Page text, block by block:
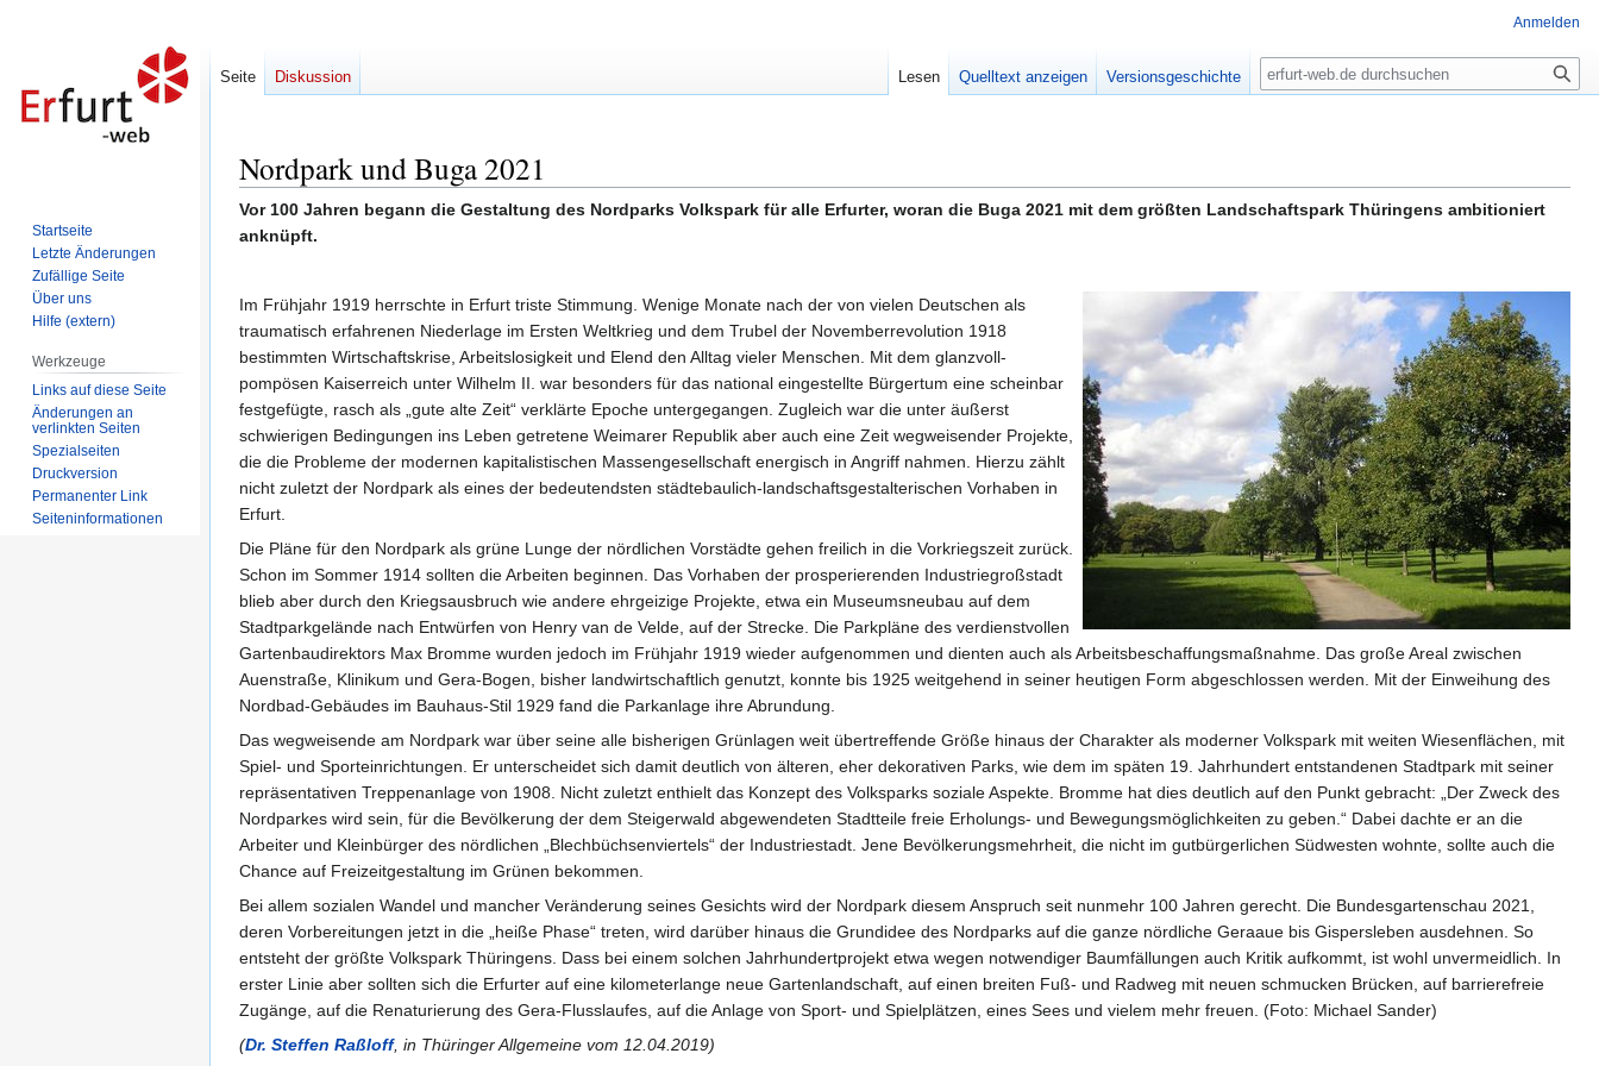
Zur
Navigation
springen
Zur
Suche
springen
Nordpark und Buga 2021
Vor 100 Jahren begann die Gestaltung des Nordparks Volkspark für alle Erfurter, woran die Buga 2021 mit dem größten Landschaftspark Thüringens ambitioniert
anknüpft.
Im Frühjahr 1919 herrschte in Erfurt triste Stimmung. Wenige Monate nach der von vielen Deutschen als
traumatisch erfahrenen Niederlage im Ersten Weltkrieg und dem Trubel der Novemberrevolution 1918
bestimmten Wirtschaftskrise, Arbeitslosigkeit und Elend den Alltag vieler Menschen. Mit dem glanzvoll-
pompösen Kaiserreich unter Wilhelm II. war besonders für das national eingestellte Bürgertum eine scheinbar
festgefügte, rasch als „gute alte Zeit“ verklärte Epoche untergegangen. Zugleich war die unter äußerst
schwierigen Bedingungen ins Leben getretene Weimarer Republik aber auch eine Zeit wegweisender Projekte,
die die Probleme der modernen kapitalistischen Massengesellschaft energisch in Angriff nahmen. Hierzu zählt
nicht zuletzt der Nordpark als eines der bedeutendsten städtebaulich-landschaftsgestalterischen Vorhaben in
Erfurt.
Die Pläne für den Nordpark als grüne Lunge der nördlichen Vorstädte gehen freilich in die Vorkriegszeit zurück.
Schon im Sommer 1914 sollten die Arbeiten beginnen. Das Vorhaben der prosperierenden Industriegroßstadt
blieb aber durch den Kriegsausbruch wie andere ehrgeizige Projekte, etwa ein Museumsneubau auf dem
Stadtparkgelände nach Entwürfen von Henry van de Velde, auf der Strecke. Die Parkpläne des verdienstvollen
Gartenbaudirektors Max Bromme wurden jedoch im Frühjahr 1919 wieder aufgenommen und dienten auch als Arbeitsbeschaffungsmaßnahme. Das große Areal zwischen
Auenstraße, Klinikum und Gera-Bogen, bisher landwirtschaftlich genutzt, konnte bis 1925 weitgehend in seiner heutigen Form abgeschlossen werden. Mit der Einweihung des
Nordbad-Gebäudes im Bauhaus-Stil 1929 fand die Parkanlage ihre Abrundung.
Das wegweisende am Nordpark war über seine alle bisherigen Grünlagen weit übertreffende Größe hinaus der Charakter als moderner Volkspark mit weiten Wiesenflächen, mit
Spiel- und Sporteinrichtungen. Er unterscheidet sich damit deutlich von älteren, eher dekorativen Parks, wie dem im späten 19. Jahrhundert entstandenen Stadtpark mit seiner
repräsentativen Treppenanlage von 1908. Nicht zuletzt enthielt das Konzept des Volksparks soziale Aspekte. Bromme hat dies deutlich auf den Punkt gebracht: „Der Zweck des
Nordparkes wird sein, für die Bevölkerung der dem Steigerwald abgewendeten Stadtteile freie Erholungs- und Bewegungsmöglichkeiten zu geben.“ Dabei dachte er an die
Arbeiter und Kleinbürger des nördlichen „Blechbüchsenviertels“ der Industriestadt. Jene Bevölkerungsmehrheit, die nicht im gutbürgerlichen Südwesten wohnte, sollte auch die
Chance auf Freizeitgestaltung im Grünen bekommen.
Bei allem sozialen Wandel und mancher Veränderung seines Gesichts wird der Nordpark diesem Anspruch seit nunmehr 100 Jahren gerecht. Die Bundesgartenschau 2021,
deren Vorbereitungen jetzt in die „heiße Phase“ treten, wird darüber hinaus die Grundidee des Nordparks auf die ganze nördliche Geraaue bis Gispersleben ausdehnen. So
entsteht der größte Volkspark Thüringens. Dass bei einem solchen Jahrhundertprojekt etwa wegen notwendiger Baumfällungen auch Kritik aufkommt, ist wohl unvermeidlich. In
erster Linie aber sollten sich die Erfurter auf eine kilometerlange neue Gartenlandschaft, auf einen breiten Fuß- und Radweg mit neuen schmucken Brücken, auf barrierefreie
Zugänge, auf die Renaturierung des Gera-Flusslaufes, auf die Anlage von Sport- und Spielplätzen, eines Sees und vielem mehr freuen. (Foto: Michael Sander)
(Dr. Steffen Raßloff, in Thüringer Allgemeine vom 12.04.2019)
Anmelden
Seite Diskussion Lesen Quelltext anzeigen Versionsgeschichte Suche
Startseite
Letzte Änderungen
Zufällige Seite
Über uns
Hilfe (extern)
Werkzeuge
Links auf diese Seite
Änderungen an
verlinkten Seiten
Spezialseiten
Druckversion
Permanenter Link
Seiten­informationen